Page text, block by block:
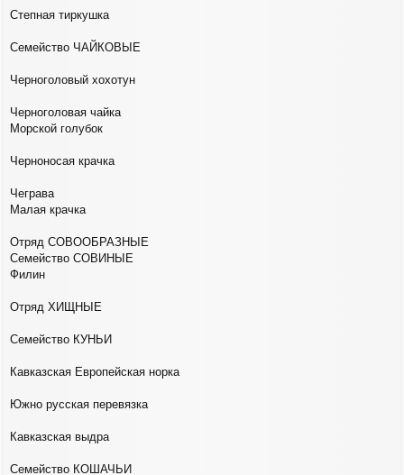
Степная тиркушка
Семейство ЧАЙКОВЫЕ
Черноголовый хохотун
Черноголовая чайка
Морской голубок
Черноносая крачка
Чеграва
Малая крачка
Отряд СОВООБРАЗНЫЕ
Семейство СОВИНЫЕ
Филин
Отряд ХИЩНЫЕ
Семейство КУНЬИ
Кавказская Европейская норка
Южно русская перевязка
Кавказская выдра
Семейство КОШАЧЬИ